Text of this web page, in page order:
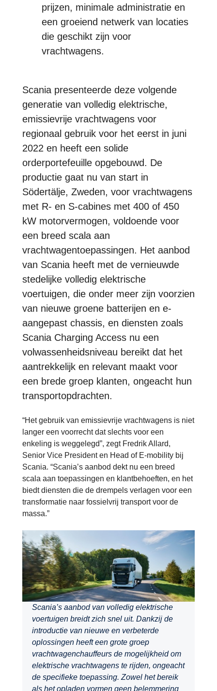
prijzen, minimale administratie en
een groeiend netwerk van locaties
die geschikt zijn voor
vrachtwagens.
Scania presenteerde deze volgende
generatie van volledig elektrische,
emissievrije vrachtwagens voor
regionaal gebruik voor het eerst in juni
2022 en heeft een solide
orderportefeuille opgebouwd. De
productie gaat nu van start in
Södertälje, Zweden, voor vrachtwagens
met R- en S-cabines met 400 of 450
kW motorvermogen, voldoende voor
een breed scala aan
vrachtwagentoepassingen. Het aanbod
van Scania heeft met de vernieuwde
stedelijke volledig elektrische
voertuigen, die onder meer zijn voorzien
van nieuwe groene batterijen en e-
aangepast chassis, en diensten zoals
Scania Charging Access nu een
volwassenheidsniveau bereikt dat het
aantrekkelijk en relevant maakt voor
een brede groep klanten, ongeacht hun
transportopdrachten.
“Het gebruik van emissievrije vrachtwagens is niet
langer een voorrecht dat slechts voor een
enkeling is weggelegd”, zegt Fredrik Allard,
Senior Vice President en Head of E-mobility bij
Scania. “Scania’s aanbod dekt nu een breed
scala aan toepassingen en klantbehoeften, en het
biedt diensten die de drempels verlagen voor een
transformatie naar fossielvrij transport voor de
massa.”
Scania’s aanbod van volledig elektrische
voertuigen breidt zich snel uit. Dankzij de
introductie van nieuwe en verbeterde
oplossingen heeft een grote groep
vrachtwagenchauffeurs de mogelijkheid om
elektrische vrachtwagens te rijden, ongeacht
de specifieke toepassing. Zowel het bereik
als het opladen vormen geen belemmering